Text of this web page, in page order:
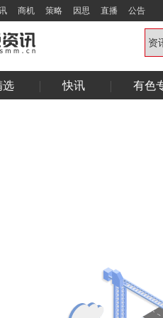
商机 策略 因思 直播 公告
选 快讯 有色